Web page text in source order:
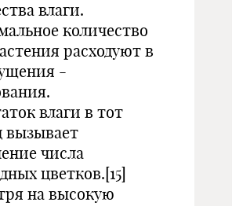
влаги.
количество
расходуют в
-
влаги в тот
вызывает
числа
цветков.[15]
на высокую